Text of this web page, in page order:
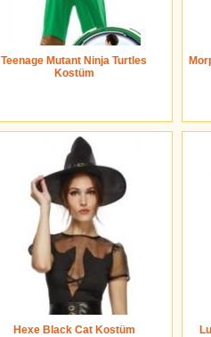
Teenage Mutant Ninja Turtles
Kostüm
Hexe Black Cat Kostüm